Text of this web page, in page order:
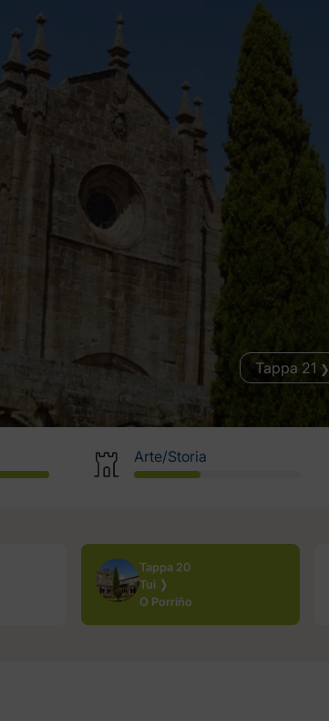
Tappa 21 ❯
Arte/Storia
Tappa 20
Tui ❭
O Porriño